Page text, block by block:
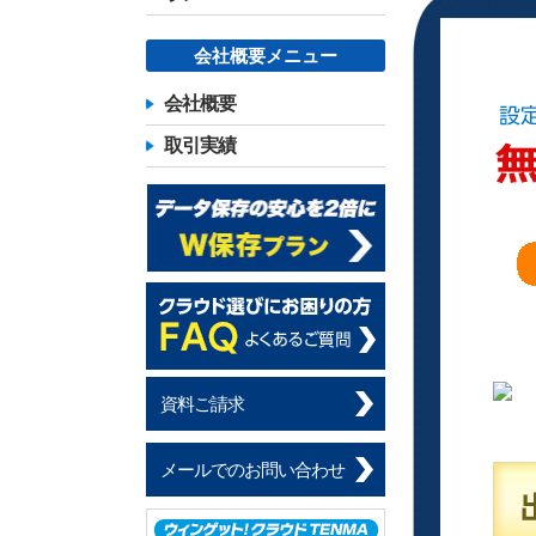
会社概要メニュー
会社概要
取引実績
資料ご請求
メールでのお問い合わせ